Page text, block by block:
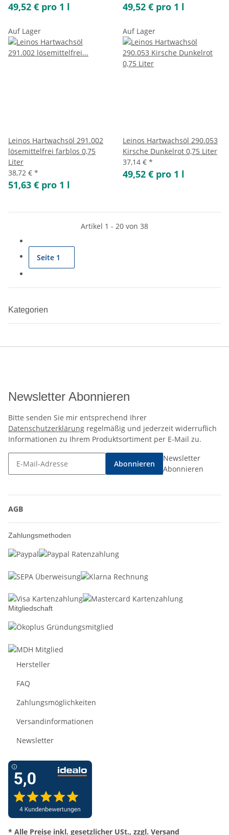
49,52 € pro 1 l 49,52 € pro 1 l
Auf Lager
Leinos Hartwachsöl 291.002
lösemittelfrei farblos 0,75
Liter
38,72 € *
51,63 € pro 1 l
Auf Lager
Leinos Hartwachsöl 290.053
Kirsche Dunkelrot 0,75 Liter
37,14 € *
49,52 € pro 1 l
Artikel 1 - 20 von 38
Seite 1
Kategorien
Newsletter Abonnieren
Bitte senden Sie mir entsprechend Ihrer
Datenschutzerklärung regelmäßig und jederzeit widerruflich
Informationen zu Ihrem Produktsortiment per E-Mail zu.
Abonnieren
Newsletter
Abonnieren
AGB
Zahlungsmethoden
Mitgliedschaft
Hersteller
FAQ
Zahlungsmöglichkeiten
Versandinformationen
Newsletter
* Alle Preise inkl. gesetzlicher USt., zzgl. Versand